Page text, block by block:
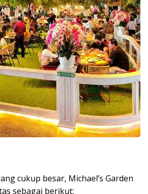
cukup besar, Michael’s Garden
sebagai berikut: